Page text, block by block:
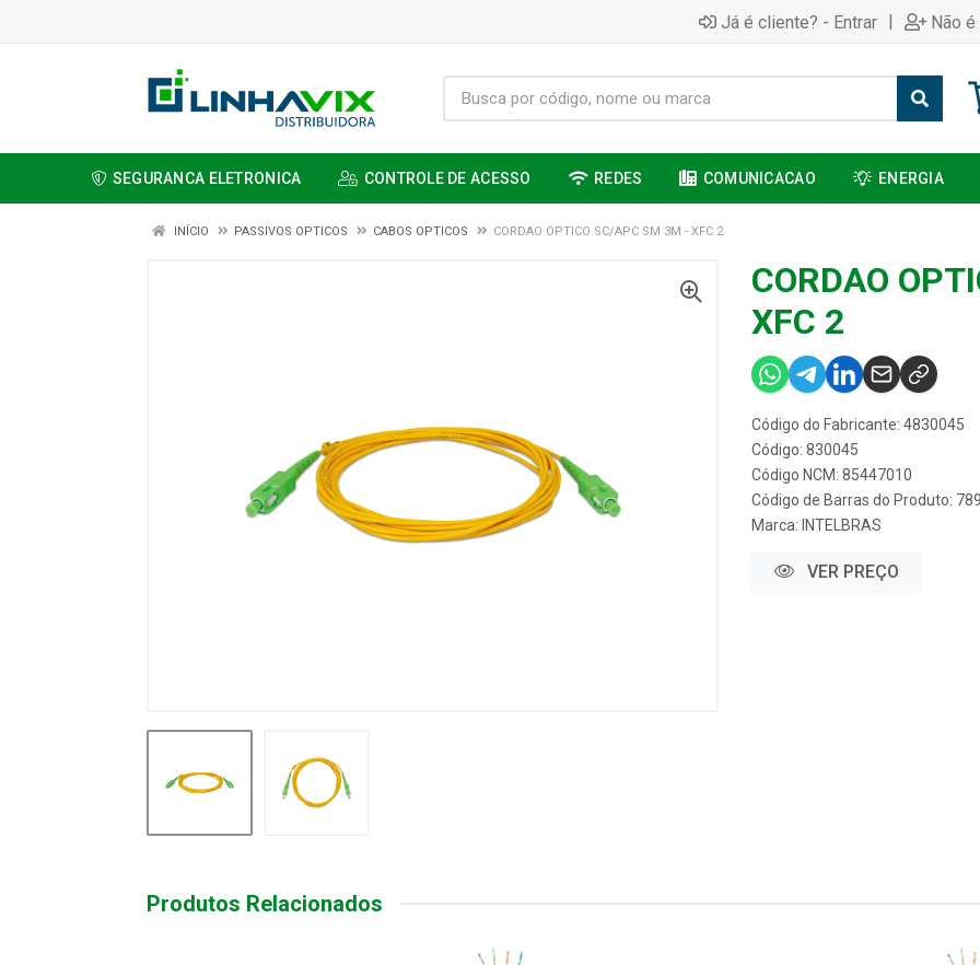
Já é cliente? - Entrar | Não
SEGURANCA ELETRONICA CONTROLE DE ACESSO REDES COMUNICACAO ENERGIA
INÍCIO PASSIVOS OPTICOS CABOS OPTICOS CORDAO OPTICO SC/APC SM 3M - XFC 2
CORDAO
XFC 2
Código do Fabricante: 4830045
Código: 830045
Código NCM: 85447010
Código de Barras do Produto:
Marca: INTELBRAS
VER PREÇO
Produtos Relacionados